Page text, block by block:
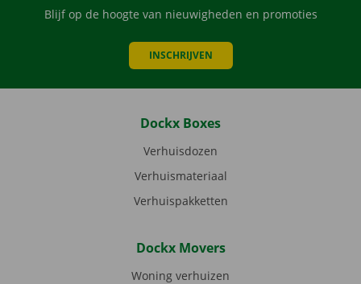
Blijf op de hoogte van nieuwigheden en promoties
INSCHRIJVEN
Dockx Boxes
Verhuisdozen
Verhuismateriaal
Verhuispakketten
Dockx Movers
Woning verhuizen